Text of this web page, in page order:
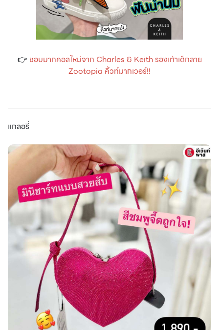
👉 ชอบมากคอลใหม่จาก Charles & Keith รองเท้าเด็กลาย
Zootopia คิ้วท์มากเวอร์!!
แกลอรี่